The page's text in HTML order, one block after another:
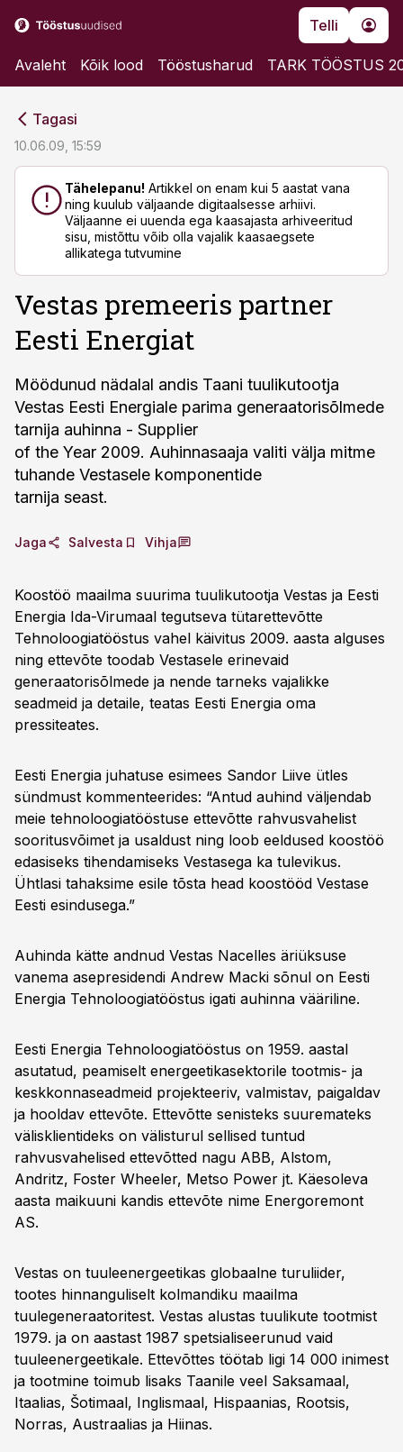
Telli
Avaleht Kõik lood Tööstusharud TARK TÖÖSTUS
Tagasi
10.06.09, 15:59
Tähelepanu! Artikkel on enam kui 5 aastat vana
ning kuulub väljaande digitaalsesse arhiivi.
Väljaanne ei uuenda ega kaasajasta arhiveeritud
sisu, mistõttu võib olla vajalik kaasaegsete
allikatega tutvumine
Vestas premeeris partner
Eesti Energiat
Möödunud nädalal andis Taani tuulikutootja
Vestas Eesti Energiale parima generaatorisõlmede
tarnija auhinna - Supplier
of the Year 2009. Auhinnasaaja valiti välja mitme
tuhande Vestasele komponentide
tarnija seast.
Jaga Salvesta Vihja
Koostöö maailma suurima tuulikutootja Vestas ja Eesti
Energia Ida-Virumaal tegutseva tütarettevõtte
Tehnoloogiatööstus vahel käivitus 2009. aasta alguses
ning ettevõte toodab Vestasele erinevaid
generaatorisõlmede ja nende tarneks vajalikke
seadmeid ja detaile, teatas Eesti Energia oma
pressiteates.
Eesti Energia juhatuse esimees Sandor Liive ütles
sündmust kommenteerides: “Antud auhind väljendab
meie tehnoloogiatööstuse ettevõtte rahvusvahelist
sooritusvõimet ja usaldust ning loob eeldused koostöö
edasiseks tihendamiseks Vestasega ka tulevikus.
Ühtlasi tahaksime esile tõsta head koostööd Vestase
Eesti esindusega.”
Auhinda kätte andnud Vestas Nacelles äriüksuse
vanema asepresidendi Andrew Macki sõnul on Eesti
Energia Tehnoloogiatööstus igati auhinna vääriline.
Eesti Energia Tehnoloogiatööstus on 1959. aastal
asutatud, peamiselt energeetikasektorile tootmis- ja
keskkonnaseadmeid projekteeriv, valmistav, paigaldav
ja hooldav ettevõte. Ettevõtte senisteks suuremateks
välisklientideks on välisturul sellised tuntud
rahvusvahelised ettevõtted nagu ABB, Alstom,
Andritz, Foster Wheeler, Metso Power jt. Käesoleva
aasta maikuuni kandis ettevõte nime Energoremont
AS.
Vestas on tuuleenergeetikas globaalne turuliider,
tootes hinnanguliselt kolmandiku maailma
tuulegeneraatoritest. Vestas alustas tuulikute tootmist
1979. ja on aastast 1987 spetsialiseerunud vaid
tuuleenergeetikale. Ettevõttes töötab ligi 14 000 inimest
ja tootmine toimub lisaks Taanile veel Saksamaal,
Itaalias, Šotimaal, Inglismaal, Hispaanias, Rootsis,
Norras, Austraalias ja Hiinas.